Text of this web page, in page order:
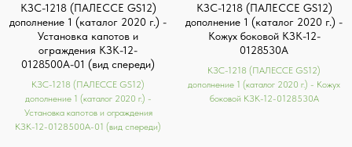
КЗС-1218 (ПАЛЕССЕ GS12)
дополнение 1 (каталог 2020 г.) -
Установка капотов и
ограждения КЗК-12-
0128500А-01 (вид спереди)
КЗС-1218 (ПАЛЕССЕ GS12)
дополнение 1 (каталог 2020 г.) -
Установка капотов и ограждения
КЗК-12-0128500А-01 (вид спереди)
КЗС-1218 (ПАЛЕССЕ GS12)
дополнение 1 (каталог 2020 г.) -
Кожух боковой КЗК-12-
0128530А
КЗС-1218 (ПАЛЕССЕ GS12)
дополнение 1 (каталог 2020 г.) - Кожух
боковой КЗК-12-0128530А